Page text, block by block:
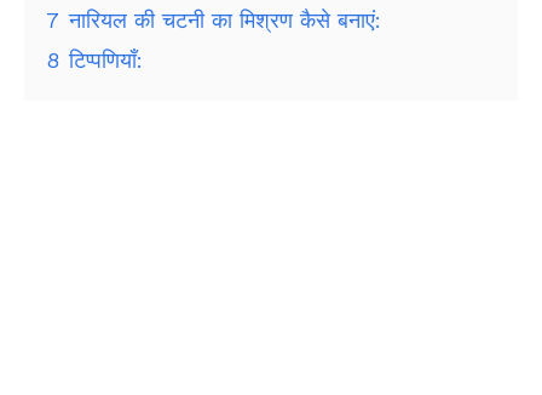
7 नारियल की चटनी का मिश्रण कैसे बनाएं:
8 टिप्पणियाँ: